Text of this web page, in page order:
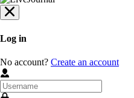
Log in
No account? Create an account